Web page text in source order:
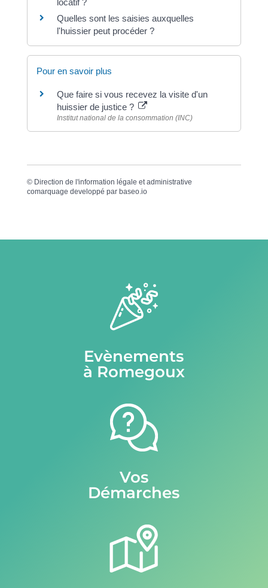
Quelles sont les saisies auxquelles
l'huissier peut procéder ?
Pour en savoir plus
Que faire si vous recevez la visite d'un
huissier de justice ?
Institut national de la consommation (INC)
© Direction de l'information légale et administrative
comarquage developpé par baseo.io
Evènements
à Romegoux
Vos
Démarches